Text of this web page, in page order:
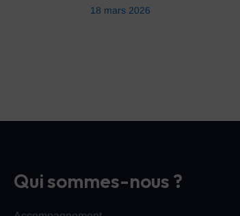
18 mars 2026
Qui sommes-nous ?